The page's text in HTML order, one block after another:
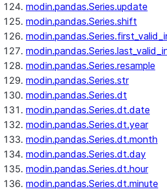
modin.pandas.Series.update
modin.pandas.Series.shift
modin.pandas.Series.resample
modin.pandas.Series.str
modin.pandas.Series.dt
modin.pandas.Series.dt.date
modin.pandas.Series.dt.year
modin.pandas.Series.dt.month
modin.pandas.Series.dt.day
modin.pandas.Series.dt.hour
modin.pandas.Series.dt.minute